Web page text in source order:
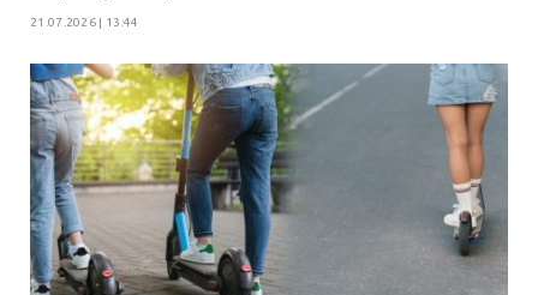
21.07.2026 | 13:44